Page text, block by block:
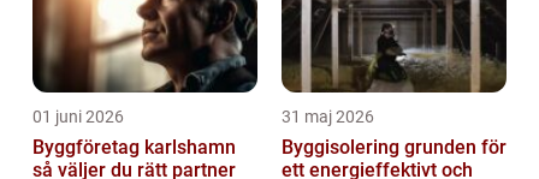
01 juni 2026
Byggföretag karlshamn
så väljer du rätt partner
31 maj 2026
Byggisolering grunden för
ett energieffektivt och